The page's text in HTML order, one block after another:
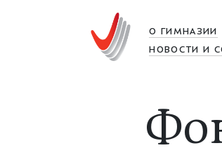
О ГИМНАЗИИ
НОВОСТИ И